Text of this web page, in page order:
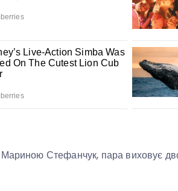
Стефанчук, пара виховує